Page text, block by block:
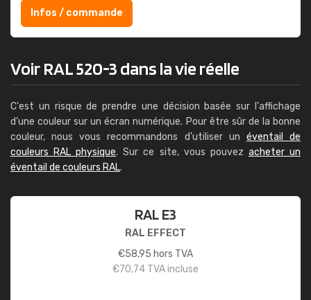
Infos / commande
Voir RAL 520-3 dans la vie réelle
C'est un risque de prendre une décision basée sur l'affichage
d'une couleur sur un écran numérique. Pour être sûr de la bonne
couleur, nous vous recommandons d'utiliser un éventail de
couleurs RAL physique. Sur ce site, vous pouvez acheter un
éventail de couleurs RAL.
RAL E3
RAL EFFECT
€58,95 hors TVA
€70,74 TVA incluse